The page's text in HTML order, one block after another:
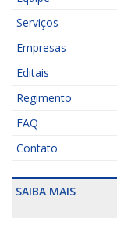
Serviços
Empresas
Editais
Regimento
FAQ
Contato
SAIBA MAIS